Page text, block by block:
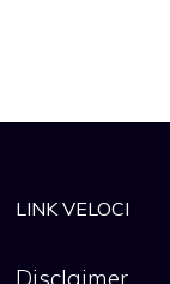
LINK VELOCI
Disclaimer